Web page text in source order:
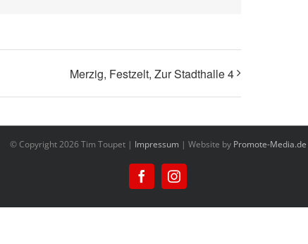
Merzig, Festzelt, Zur Stadthalle 4
© Copyright2026 Tim Toupet | Impressum | Website by Promote-Media.de
FacebookInstagram